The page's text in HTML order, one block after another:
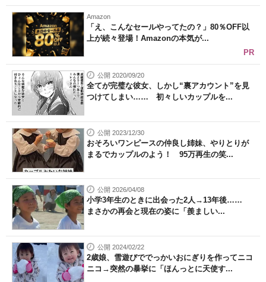
Amazon
「え、こんなセールやってたの？」80％OFF以
上が続々登場！Amazonの本気が...
PR
公開 2020/09/20
全てが完璧な彼女、しかし“裏アカウント”を見
つけてしまい…… 初々しいカップルを...
公開 2023/12/30
おそろいワンピースの仲良し姉妹、やりとりが
まるでカップルのよう！ 95万再生の笑...
公開 2026/04/08
小学3年生のときに出会った2人→13年後……
まさかの再会と現在の姿に「羨ましい...
公開 2024/02/22
2歳娘、雪遊びででっかいおにぎりを作ってニコ
ニコ→突然の暴挙に「ほんっとに天使す...